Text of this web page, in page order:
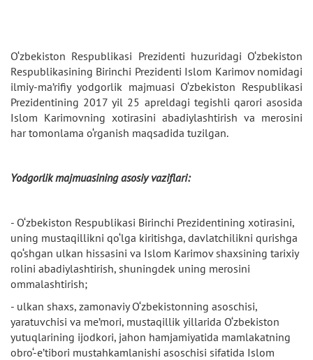
O‘zbekiston Respublikasi Prezidenti huzuridagi O‘zbekiston
Respublikasining Birinchi Prezidenti Islom Karimov nomidagi
ilmiy-ma’rifiy yodgorlik majmuasi O‘zbekiston Respublikasi
Prezidentining 2017 yil 25 apreldagi tegishli qarori asosida
Islom Karimovning xotirasini abadiylashtirish va merosini
har tomonlama o‘rganish maqsadida tuzilgan.
Yodgorlik majmuasining asosiy vaziflari:
- O‘zbekiston Respublikasi Birinchi Prezidentining xotirasini,
uning mustaqillikni qo‘lga kiritishga, davlatchilikni qurishga
qo‘shgan ulkan hissasini va Islom Karimov shaxsining tarixiy
rolini abadiylashtirish, shuningdek uning merosini
ommalashtirish;
- ulkan shaxs, zamonaviy O‘zbekistonning asoschisi,
yaratuvchisi va me’mori, mustaqillik yillarida O‘zbekiston
yutuqlarining ijodkori, jahon hamjamiyatida mamlakatning
obro‘-e’tibori mustahkamlanishi asoschisi sifatida Islom